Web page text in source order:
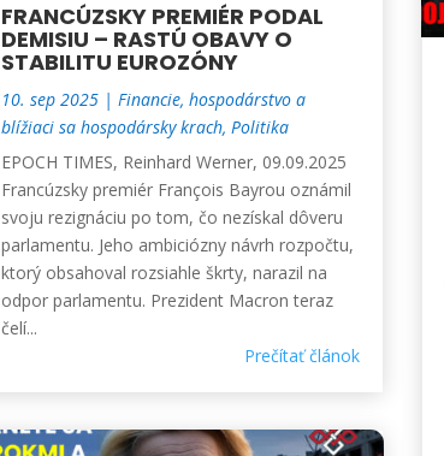
FRANCÚZSKY PREMIÉR PODAL
DEMISIU – RASTÚ OBAVY O
STABILITU EUROZÓNY
10. sep 2025| Financie, hospodárstvo a
blížiaci sa hospodársky krach, Politika
EPOCH TIMES, Reinhard Werner, 09.09.2025
Francúzsky premiér François Bayrou oznámil
svoju rezignáciu po tom, čo nezískal dôveru
parlamentu. Jeho ambiciózny návrh rozpočtu,
ktorý obsahoval rozsiahle škrty, narazil na
odpor parlamentu. Prezident Macron teraz
čelí...
Prečítať článok